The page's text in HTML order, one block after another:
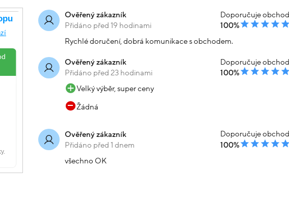
Ověřený zákazník
Přidáno před 19 hodinami
Doporučuje obchod
100%
Rychlé doručení, dobrá komunikace s obchodem.
Ověřený zákazník
Přidáno před 23 hodinami
Doporučuje obchod
100%
Velký výběr, super ceny
Žádná
Ověřený zákazník
Přidáno před 1 dnem
Doporučuje obchod
100%
všechno OK